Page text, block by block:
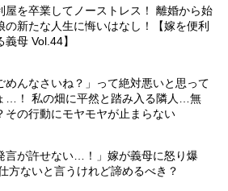
屋を卒業してノーストレス！ 離婚から始
の新たな人生に悔いはなし！【嫁を便利
義母 Vol.44】
めんなさいね？」って絶対悪いと思って
…！ 私の畑に平然と踏み入る隣人…無
その行動にモヤモヤが止まらない
言が許せない…！」嫁が義母に怒り爆
方ないと言うけれど諦めるべき？